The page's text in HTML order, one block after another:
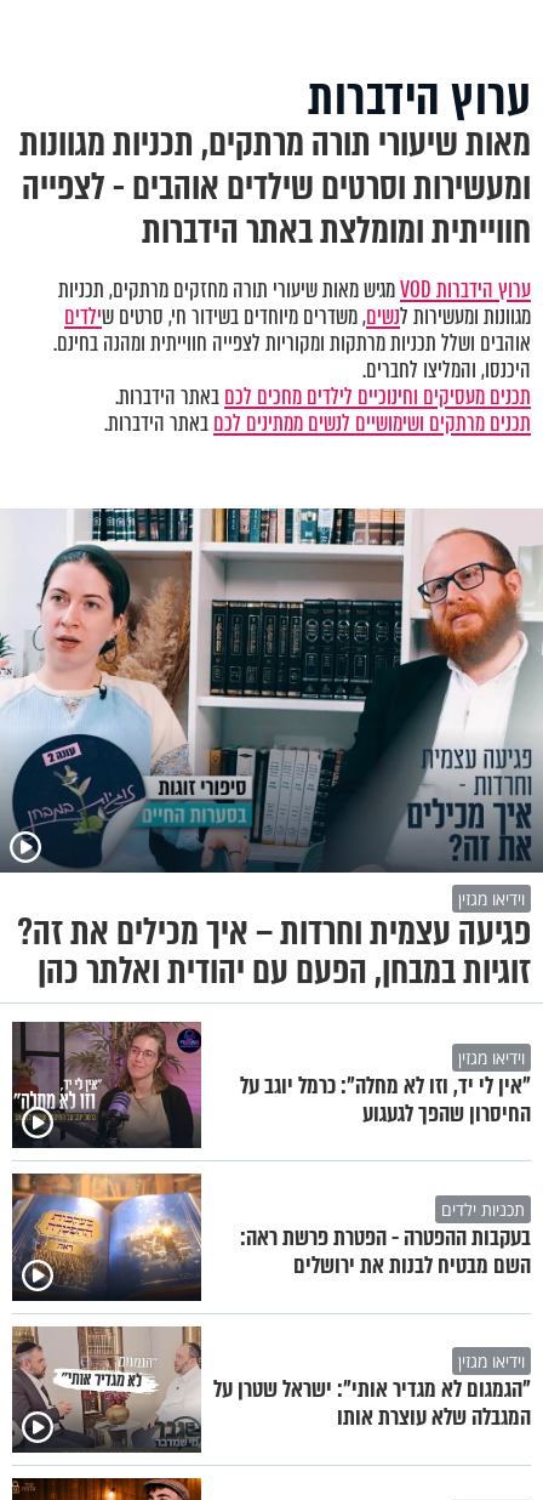
ערוץ הידברות
מאות שיעורי תורה מרתקים, תכניות מגוונות
ומעשירות וסרטים שילדים אוהבים - לצפייה
חווייתית ומומלצת באתר הידברות
ערוץ הידברות VOD
מגיש מאות שיעורי תורה מחזקים מרתקים, תכניות
מגוונות ומעשירות לנשים, משדרים מיוחדים בשידור חי, סרטים שילדים
אוהבים ושלל תכניות מרתקות ומקוריות לצפייה חווייתית ומהנה בחינם.
היכנסו, והמליצו לחברים.
תכנים מעסיקים וחינוכיים לילדים מחכים לכםבאתר הידברות.
תכנים מרתקים ושימושיים לנשים ממתינים לכםבאתר הידברות.
וידיאו מגזין
פגיעה עצמית וחרדות – איך מכילים את זה?
זוגיות במבחן, הפעם עם יהודית ואלתר כהן
וידיאו מגזין
"אין לי יד, וזו לא מחלה": כרמל יוגב על
החיסרון שהפך לגעגוע
תכניות ילדים
בעקבות ההפטרה - הפטרת פרשת ראה:
השם מבטיח לבנות את ירושלים
וידיאו מגזין
"הגמגום לא מגדיר אותי": ישראל שטרן על
המגבלה שלא עוצרת אותו